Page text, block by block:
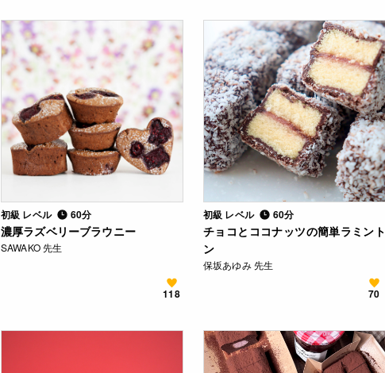
初級 レベル 60分
濃厚ラズベリーブラウニー
SAWAKO 先生
118
初級 レベル 60分
チョコとココナッツの簡単ラミント
ン
保坂あゆみ 先生
70